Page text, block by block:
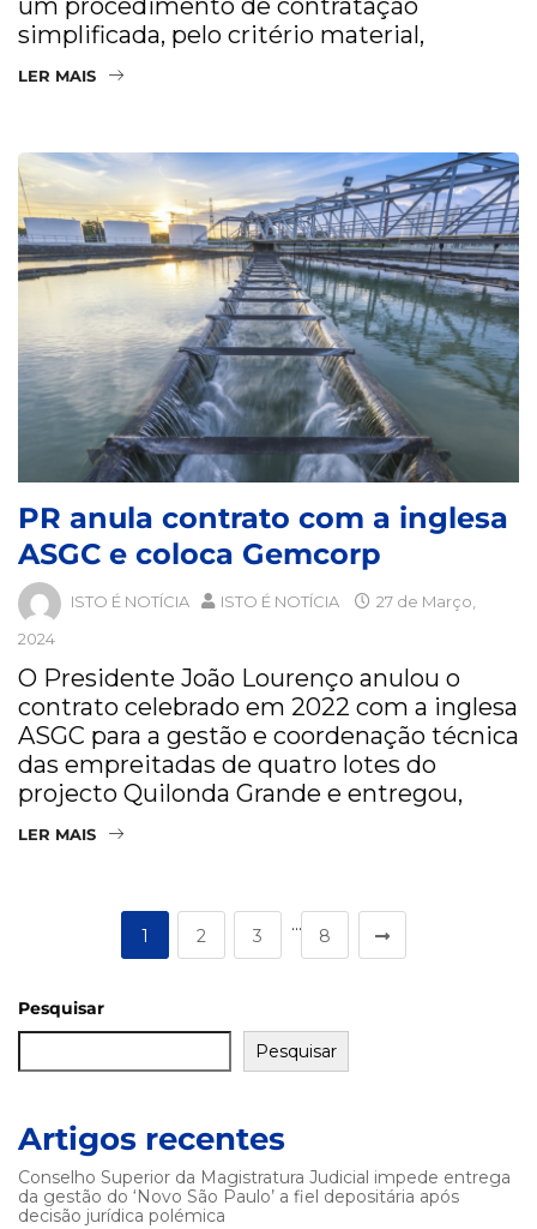
simplificada, pelo critério material,
LER MAIS
PR anula contrato com a inglesa
ASGC e coloca Gemcorp
ISTO É NOTÍCIA ISTO É NOTÍCIA
27 de Março,
2024
O Presidente João Lourenço anulou o
contrato celebrado em 2022 com a inglesa
ASGC para a gestão e coordenação técnica
das empreitadas de quatro lotes do
projecto Quilonda Grande e entregou,
LER MAIS
1 2 3
…
8
Pesquisar
Pesquisar
Artigos recentes
Conselho Superior da Magistratura Judicial impede entrega
da gestão do ‘Novo São Paulo’ a fiel depositária após
decisão jurídica polémica